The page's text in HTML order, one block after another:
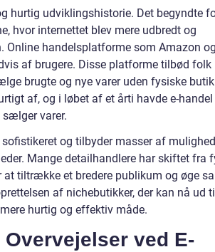
hurtig udviklingshistorie. Det begyndte
hvor internettet blev mere udbredt og
handelsplatforme som Amazon
af brugere. Disse platforme tilbød folk
brugte og nye varer uden fysiske
af, og i løbet af et årti havde e-handel
varer.
sofistikeret og tilbyder masser af
Mange detailhandlere har skiftet fra
tiltrække et bredere publikum og øge
af nichebutikker, der kan nå ud
hurtig og effektiv måde.
ved E-